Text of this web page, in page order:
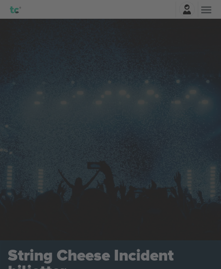
St. Lucia biljetter
Columbus, United States
St. Lucia